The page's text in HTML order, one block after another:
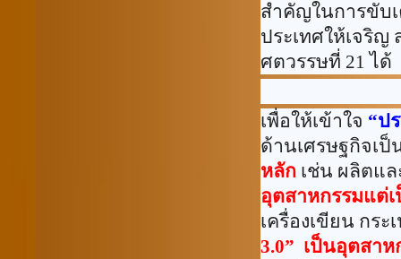
สำคัญในการขับ
ประเทศให้เจริ
ศตวรรษที่ 21 ได้
เพื่อให้เข้าใจ “ป
ด้านเศรษฐกิจเป็
หลัก เช่น ผลิตแ
อุตสาหกรรมแต่
เครื่องเขียน กร
3.0” เป็นอุตสา